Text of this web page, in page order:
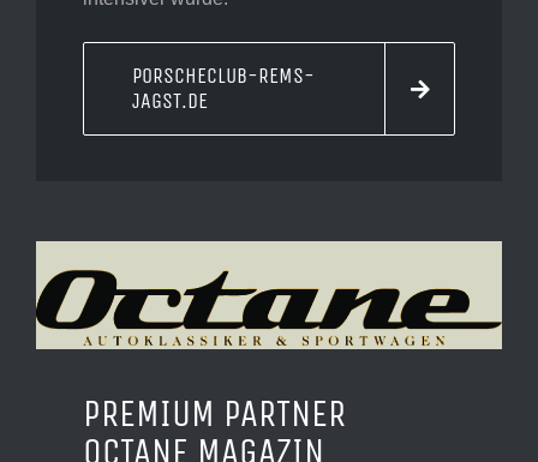
PORSCHECLUB-REMS-
JAGST.DE
PREMIUM PARTNER
OCTANE MAGAZIN